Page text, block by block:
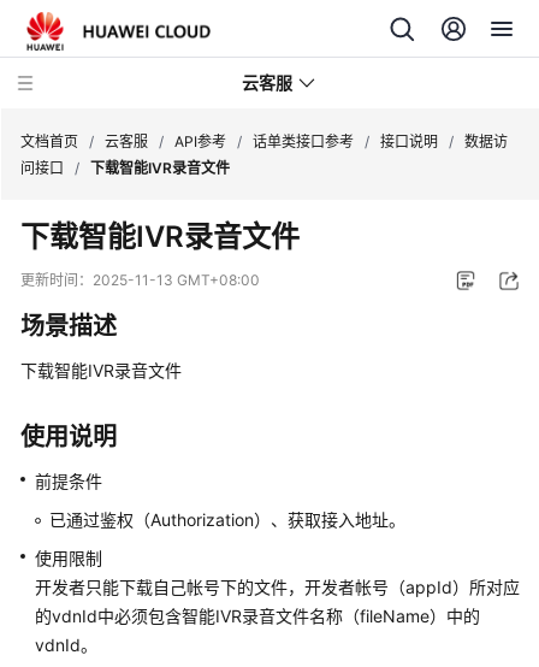
云客服
产
品
介
速
门
用
户
南
价
格
文档首页 / 云客服 / API参考 / 话单类接口参考 / 接口说明 / 数据访
问接口
/ 下载智能IVR录音文件
下载智能IVR录音文件
更新时间： 2025-11-13 GMT+08:00
场景描述
下载智能IVR录音文件
使用说明
前提条件
已通过鉴权（Authorization）、获取接入地址。
使用限制
开发者只能下载自己帐号下的文件，开发者帐号（appId）所对应
的vdnId中必须包含智能IVR录音文件名称（fileName）中的
vdnId。